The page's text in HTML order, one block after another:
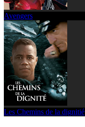
Avengers
Les Chemins de la dignitié